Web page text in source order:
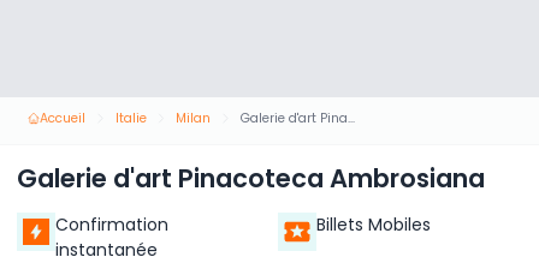
Accueil Italie Milan Galerie d'art Pinacoteca Ambrosiana
Galerie d'art Pinacoteca Ambrosiana
Confirmation
instantanée
Billets Mobiles